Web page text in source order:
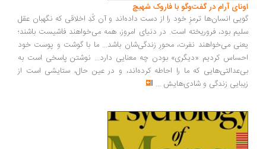
آرام در گفت‌وگو با فاروک شهیچ‭
انسان‌ها ترمزِ خود را از دست داده‌اند و آن کُدِ اخلاقی که نگهبان عقل
بود، فروریخته است. در دنیای امروز، همه می‌خواهند فاشیست باشند؛
می‌خواهند نفرت، محورِ زندگی‌شان باشد... ما با گوشت و پوست خود
کردیم «دیگری» بودن چه معنایی دارد... نوشتن پاسخی است به
که ما را احاطه کرده‌اند، و در عین حال، ستایشی است از
زندگی و شادی‌هایش...